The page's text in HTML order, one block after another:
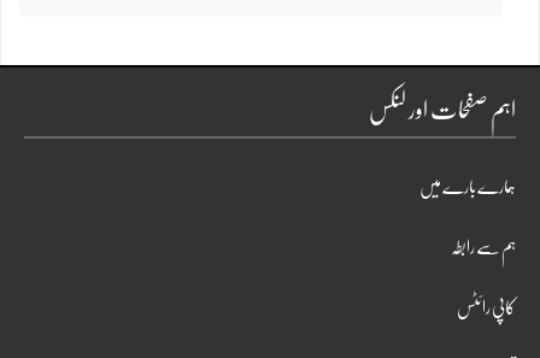
اہم صفحات اور لنکس
ہمارے بارے میں
ہم سے رابطہ
کاپی رائٹس